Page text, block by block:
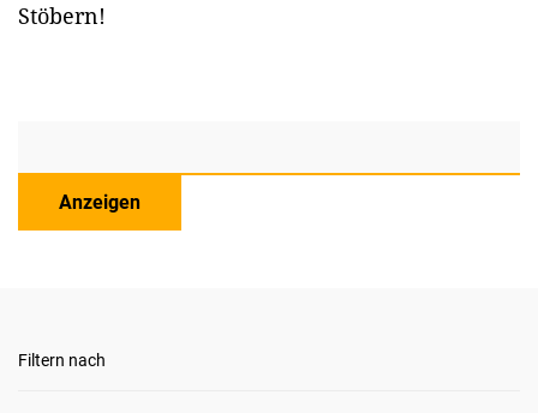
Stöbern!
Anzeigen
Filtern nach